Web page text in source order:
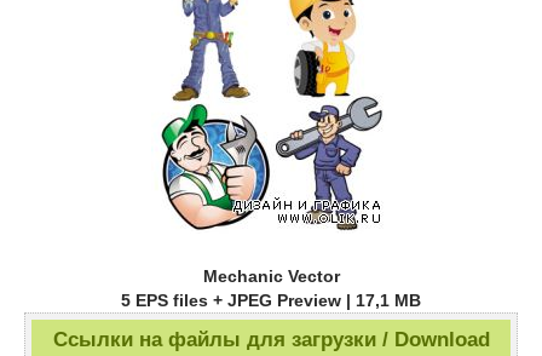
Mechanic Vector
5 EPS files + JPEG Preview | 17,1 MB
Ссылки на файлы для загрузки / Download